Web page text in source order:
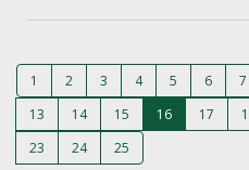
1 2 3 4 5 6 7
13
14 15 16 17
23
24 25